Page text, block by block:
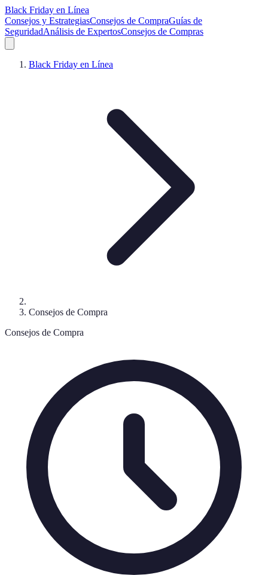
Black Friday en Línea
Consejos y EstrategiasConsejos de CompraGuías de
SeguridadAnálisis de ExpertosConsejos de Compras
Black Friday en Línea
Consejos de Compra
Consejos de Compra